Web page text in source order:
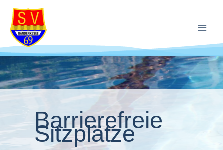
Zum
Inhalt
springen
Barrierefreie
Sitzplätze
Suchen
nach: